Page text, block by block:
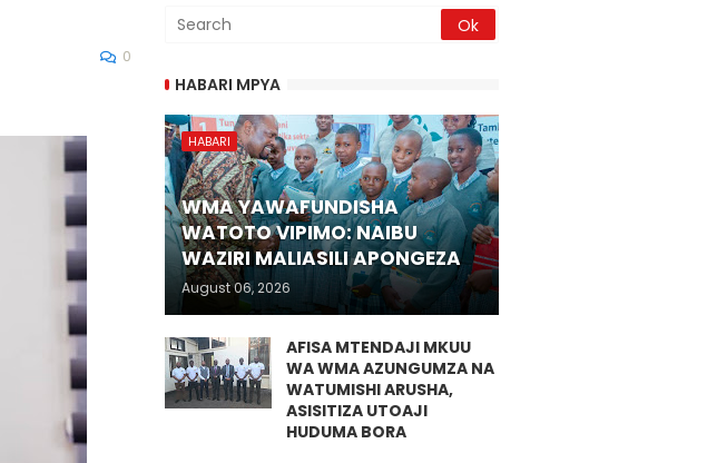
0
HABARI MPYA
HABARI
WMA YAWAFUNDISHA
WATOTO VIPIMO: NAIBU
WAZIRI MALIASILI APONGEZA
August 06, 2026
AFISA MTENDAJI MKUU
WA WMA AZUNGUMZA NA
WATUMISHI ARUSHA,
ASISITIZA UTOAJI
HUDUMA BORA